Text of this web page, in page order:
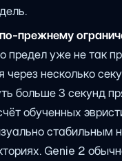
прежнему
предел уже не так
через несколько
больше 3 секунд
обученных
стабильным
Genie 2